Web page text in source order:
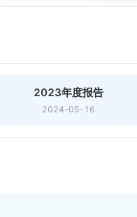
2023年度报告
2024-05-16